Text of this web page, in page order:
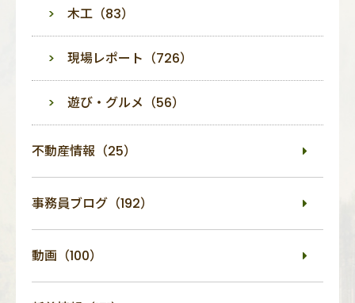
木工（83）
現場レポート（726）
遊び・グルメ（56）
不動産情報（25）
事務員ブログ（192）
動画（100）